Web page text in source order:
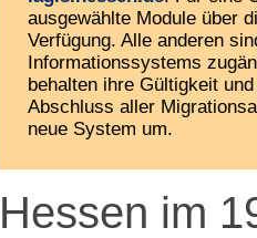
ausgewählte Module über
Verfügung. Alle anderen
Informationssystems
behalten ihre Gültigkeit
Abschluss aller
neue System um.
Hessen im